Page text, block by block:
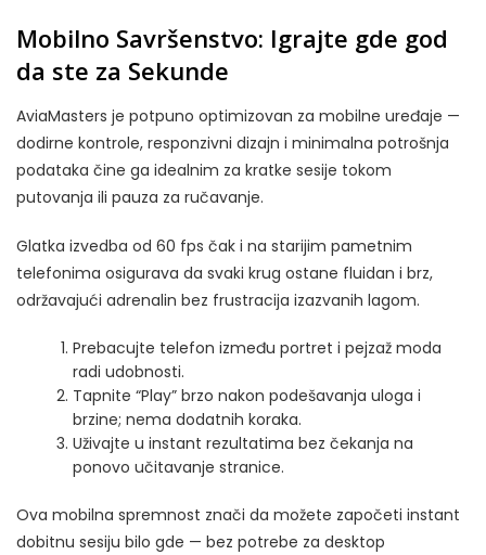
Mobilno Savršenstvo: Igrajte gde god
da ste za Sekunde
AviaMasters je potpuno optimizovan za mobilne uređaje —
dodirne kontrole, responzivni dizajn i minimalna potrošnja
podataka čine ga idealnim za kratke sesije tokom
putovanja ili pauza za ručavanje.
Glatka izvedba od 60 fps čak i na starijim pametnim
telefonima osigurava da svaki krug ostane fluidan i brz,
održavajući adrenalin bez frustracija izazvanih lagom.
Prebacujte telefon između portret i pejzaž moda
radi udobnosti.
Tapnite “Play” brzo nakon podešavanja uloga i
brzine; nema dodatnih koraka.
Uživajte u instant rezultatima bez čekanja na
ponovo učitavanje stranice.
Ova mobilna spremnost znači da možete započeti instant
dobitnu sesiju bilo gde — bez potrebe za desktop